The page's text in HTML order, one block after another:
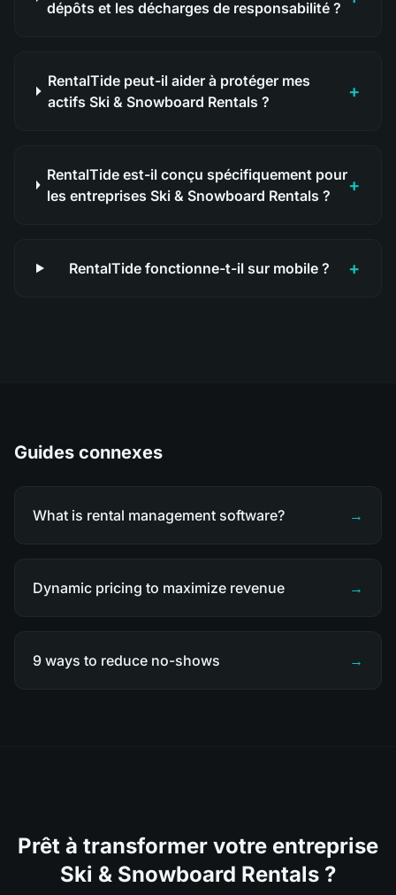
dépôts et les décharges de responsabilité ?
RentalTide peut-il aider à protéger mes
actifs Ski & Snowboard Rentals ?
+
RentalTide est-il conçu spécifiquement pour
les entreprises Ski & Snowboard Rentals ?
+
RentalTide fonctionne-t-il sur mobile ? +
Guides connexes
What is rental management software? →
Dynamic pricing to maximize revenue →
9 ways to reduce no-shows →
Prêt à transformer votre entreprise
Ski & Snowboard Rentals ?